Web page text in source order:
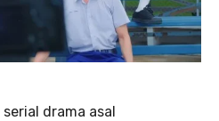
serial drama asal